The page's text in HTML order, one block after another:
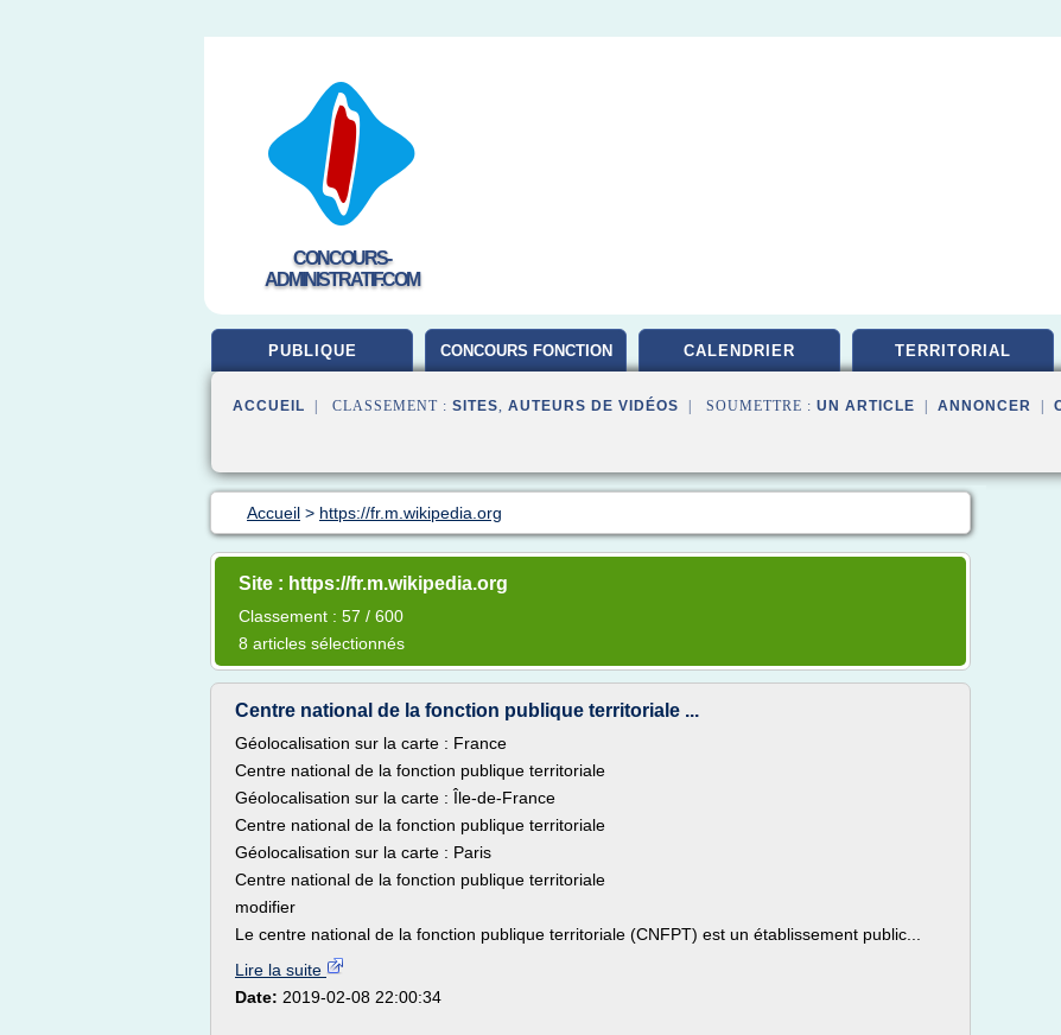
CONCOURS-
ADMINISTRATIF.COM
PUBLIQUE CONCOURS FONCTION CALENDRIER TERRITORIAL
ACCUEIL | CLASSEMENT : SITES, AUTEURS DE VIDÉOS | SOUMETTRE : UN ARTICLE ANNONCER
Accueil > https://fr.m.wikipedia.org
Site : https://fr.m.wikipedia.org
Classement : 57 / 600
8 articles sélectionnés
Centre national de la fonction publique territoriale ...
Géolocalisation sur la carte : France
Centre national de la fonction publique territoriale
Géolocalisation sur la carte : Île-de-France
Centre national de la fonction publique territoriale
Géolocalisation sur la carte : Paris
Centre national de la fonction publique territoriale
modifier
Le centre national de la fonction publique territoriale (CNFPT) est un établissement public...
Lire la suite
Date: 2019-02-08 22:00:34